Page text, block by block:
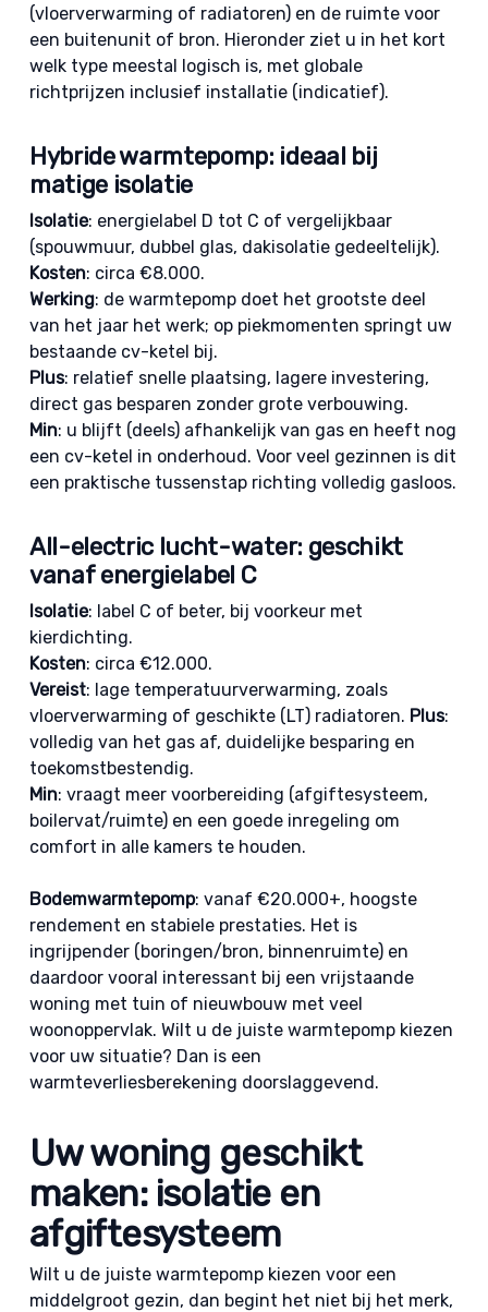
(vloerverwarming of radiatoren) en de ruimte voor
een buitenunit of bron. Hieronder ziet u in het kort
welk type meestal logisch is, met globale
richtprijzen inclusief installatie (indicatief).
Hybride warmtepomp: ideaal bij
matige isolatie
Isolatie: energielabel D tot C of vergelijkbaar
(spouwmuur, dubbel glas, dakisolatie gedeeltelijk).
Kosten: circa €8.000.
Werking: de warmtepomp doet het grootste deel
van het jaar het werk; op piekmomenten springt uw
bestaande cv-ketel bij.
Plus: relatief snelle plaatsing, lagere investering,
direct gas besparen zonder grote verbouwing.
Min: u blijft (deels) afhankelijk van gas en heeft nog
een cv-ketel in onderhoud. Voor veel gezinnen is dit
een praktische tussenstap richting volledig gasloos.
All-electric lucht-water: geschikt
vanaf energielabel C
Isolatie: label C of beter, bij voorkeur met
kierdichting.
Kosten: circa €12.000.
Vereist: lage temperatuurverwarming, zoals
vloerverwarming of geschikte (LT) radiatoren. Plus:
volledig van het gas af, duidelijke besparing en
toekomstbestendig.
Min: vraagt meer voorbereiding (afgiftesysteem,
boilervat/ruimte) en een goede inregeling om
comfort in alle kamers te houden.
Bodemwarmtepomp: vanaf €20.000+, hoogste
rendement en stabiele prestaties. Het is
ingrijpender (boringen/bron, binnenruimte) en
daardoor vooral interessant bij een vrijstaande
woning met tuin of nieuwbouw met veel
woonoppervlak. Wilt u de juiste warmtepomp kiezen
voor uw situatie? Dan is een
warmteverliesberekening doorslaggevend.
Uw woning geschikt
maken: isolatie en
afgiftesysteem
Wilt u de juiste warmtepomp kiezen voor een
middelgroot gezin, dan begint het niet bij het merk,